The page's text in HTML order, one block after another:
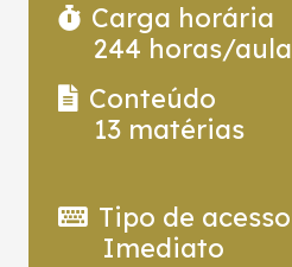
Carga horária
244 horas/aula
Conteúdo
13 matérias
Tipo de acesso
Imediato